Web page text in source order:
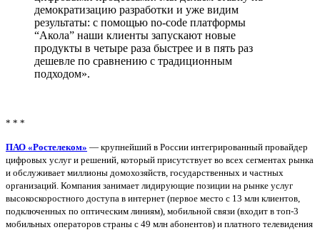
демократизацию разработки и уже видим
результаты: с помощью no-code платформы
“Акола” наши клиенты запускают новые
продукты в четыре раза быстрее и в пять раз
дешевле по сравнению с традиционным
подходом».
* * *
ПАО «Ростелеком» — крупнейший в России интегрированный провайдер
цифровых услуг и решений, который присутствует во всех сегментах рынка
и обслуживает миллионы домохозяйств, государственных и частных
организаций. Компания занимает лидирующие позиции на рынке услуг
высокоскоростного доступа в интернет (первое место с 13 млн клиентов,
подключенных по оптическим линиям), мобильной связи (входит в топ-3
мобильных операторов страны с 49 млн абонентов) и платного телевидения